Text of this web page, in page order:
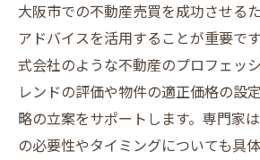
大阪市での不動産売買を成功させる
アドバイスを活用することが重要で
式会社のような不動産のプロフェッ
レンドの評価や物件の適正価格の設
略の立案をサポートします。専門家
の必要性やタイミングについても具